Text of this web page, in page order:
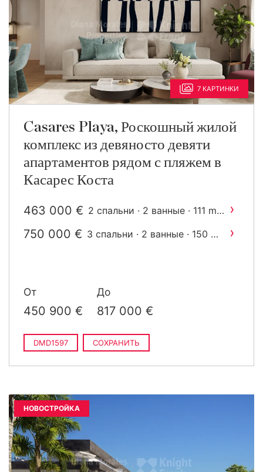
7 КАРТИНКИ
Casares Playa, Роскошный жилой
комплекс из девяносто девяти
апартаментов рядом с пляжем в
Касарес Коста
463 000 € 2 спальни · 2 ванные · 111 m ›
750 000 € 3 спальни · 2 ванные · 150 m ›
От
450 900 €
До
817 000 €
DMD1597 СОХРАНИТЬ
НОВОСТРОЙКА